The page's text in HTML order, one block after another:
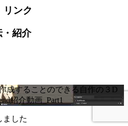
ンク
・紹介
成することのできる自作の３D
紹介動画_Part1
ました